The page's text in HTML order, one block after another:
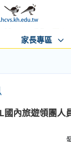
家長專區
內旅遊領團人